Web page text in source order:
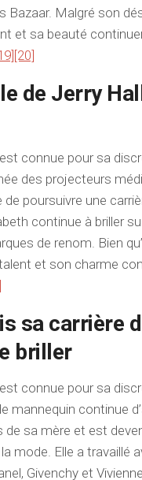
Bazaar. Malgré son
et sa beauté
[20]
de Jerry
connue pour sa
des projecteurs
de poursuivre une
continue à briller
de renom. Bien
et son charme
sa carrière
briller
connue pour sa
mannequin continue
de sa mère et est
mode. Elle a travaillé
Givenchy et